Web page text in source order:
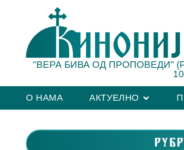
"ВЕРА БИВА ОД ПРОПОВЕДИ"
О НАМА АКТУЕЛНО